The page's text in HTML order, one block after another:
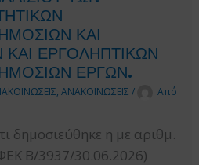
ΚΑΙ
ΚΑΙ ΕΡΓΟΛΗΠΤΙΚΩΝ
ΕΡΓΩΝ.
,ΑΝΑΚΟΙΝΩΣΕΙΣ /
Από
δημοσιεύθηκε η με αριθμ.
Β/3937/30.06.2026)